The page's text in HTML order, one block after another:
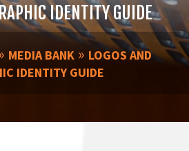
IDENTITY GUIDE
MEDIA BANK» LOGOS AND
IDENTITY GUIDE